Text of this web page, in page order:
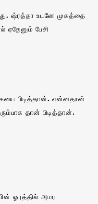
ஷ்ரத்தா உடனே முகத்தை
ஏதேனும் பேசி
பிடித்தான். என்னதான்
தான் பிடித்தான்.
ஓரத்தில் அமர